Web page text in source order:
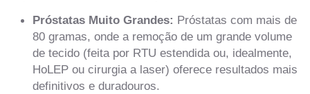
Próstatas Muito Grandes: Próstatas com mais de
80 gramas, onde a remoção de um grande volume
de tecido (feita por RTU estendida ou, idealmente,
HoLEP ou cirurgia a laser) oferece resultados mais
definitivos e duradouros.